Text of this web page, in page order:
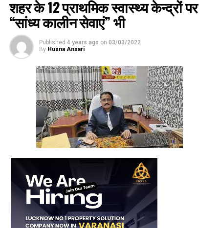
शहर के 12 प्राथमिक स्वास्थ्य केन्द्रों पर
“सांध्य कालीन सेवाएं” भी
Published 4 years ago on 03/03/2022
By Husna Ansari